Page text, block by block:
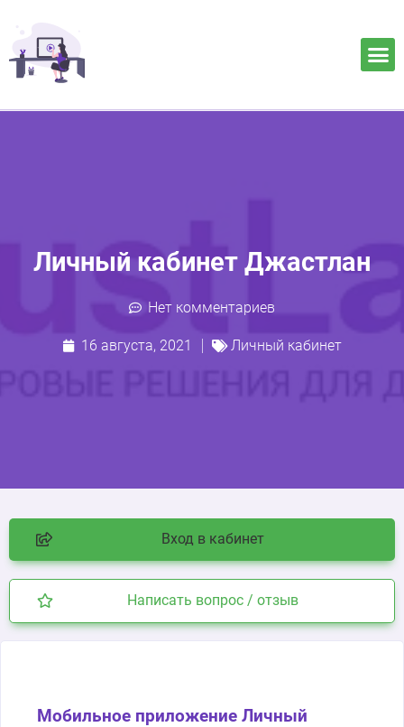
Личный кабинет Джастлан
Нет комментариев
16 августа, 2021 Личный кабинет
Вход в кабинет
Написать вопрос / отзыв
Мобильное приложение Личный